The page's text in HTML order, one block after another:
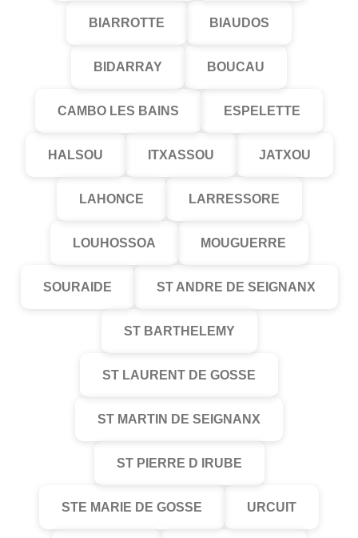
BIARROTTE BIAUDOS
BIDARRAY BOUCAU
CAMBO LES BAINS ESPELETTE
HALSOU ITXASSOU JATXOU
LAHONCE LARRESSORE
LOUHOSSOA MOUGUERRE
SOURAIDE ST ANDRE DE SEIGNANX
ST BARTHELEMY
ST LAURENT DE GOSSE
ST MARTIN DE SEIGNANX
ST PIERRE D IRUBE
STE MARIE DE GOSSE URCUIT